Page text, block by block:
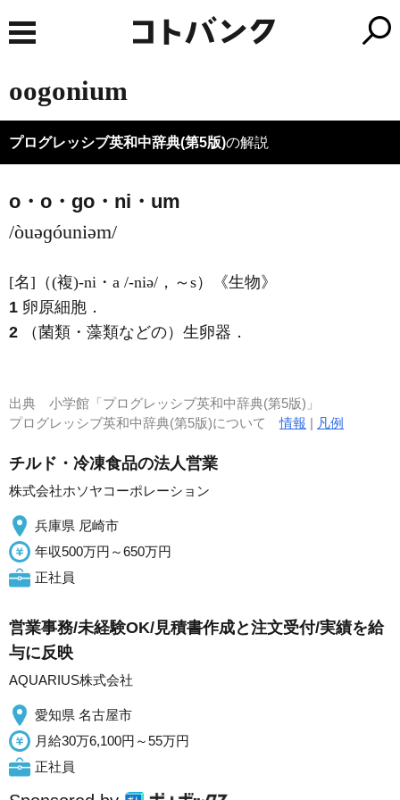
oogonium
プログレッシブ英和中辞典(第5版)の解説
o・o・go・ni・um
/òuəɡóuniəm/
[名] （(複)-ni・a /-niə/ ，～s）
《生物》
1 卵原細胞 ．
2 （菌類・藻類などの）生卵器 ．
出典 小学館「プログレッシブ英和中辞典(第5版)」
プログレッシブ英和中辞典(第5版)について情報 | 凡例
チルド・冷凍食品の法人営業
株式会社ホソヤコーポレーション
兵庫県 尼崎市
年収500万円～650万円
正社員
営業事務/未経験OK/見積書作成と注文受付/実績を給
与に反映
AQUARIUS株式会社
愛知県 名古屋市
月給30万6,100円～55万円
正社員